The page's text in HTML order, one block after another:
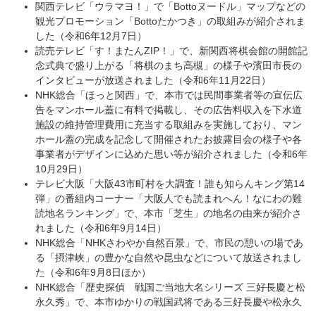
関西テレビ「ウラマヨ！」で「Bottoヌードル」マップなどの
観光プロモーション「Bottoたかつき」の取組みが紹介されま
した（令和6年12月7日）
読売テレビ「す！またんZIP！」で、新関西将棋会館の開館記
念式典で盛り上がる「将棋のまち高槻」の様子や濱田市長の
インタビューが放送されました（令和6年11月22日）
NHK総合「ほっと関西」で、本市では民間事業者等の宣伝広
告をマンホール蓋に有料で掲載し、その広告料収入を下水道
施設の維持管理費用に充当する取組みを実施しており、マン
ホール蓋の完成を記念して開催されたお披露目会の様子や各
事業者がデザインに込めた思い等が紹介されました（令和6年
10月29日）
テレビ大阪「大阪43市町村を大調査！誰も知らんキング第14
弾」の番組内コーナー「大阪人でも読まれへん！なにわの難
読地名ランキング」で、本市「芝生」の地名の由来が紹介さ
れました（令和6年9月14日）
NHK総合「NHKさわやか自然百景」で、市民の憩いの場であ
る「摂津峡」の豊かな自然や昆虫などについて放送されまし
た（令和6年9月8日ほか）
NHK総合「歴史探偵 戦国ご当地大名シリーズ 三好長慶と松
永久秀」で、本市ゆかりの戦国武将である三好長慶や松永久